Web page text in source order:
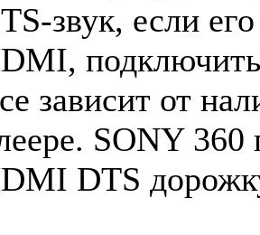
звук, если
зависит от
SONY
DTS